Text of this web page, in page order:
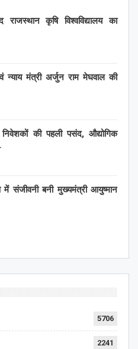
राजस्थान कृषि विश्वविद्यालय का
न्याय मंत्री अर्जुन राम मेघवाल की
निवेशकों की पहली पसंद, औद्योगिक
में संजीवनी बनी मुख्यमंत्री आयुष्मान
5706
2241